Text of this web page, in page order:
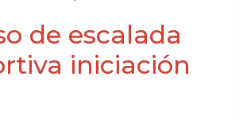
de escalada
iniciación